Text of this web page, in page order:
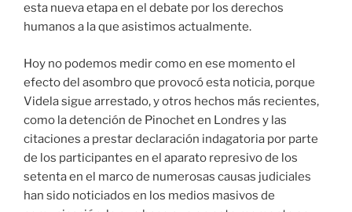
esta nueva etapa en el debate por los derechos
humanos a la que asistimos actualmente.
Hoy no podemos medir como en ese momento el
efecto del asombro que provocó esta noticia, porque
Videla sigue arrestado, y otros hechos más recientes,
como la detención de Pinochet en Londres y las
citaciones a prestar declaración indagatoria por parte
de los participantes en el aparato represivo de los
setenta en el marco de numerosas causas judiciales
han sido noticiados en los medios masivos de